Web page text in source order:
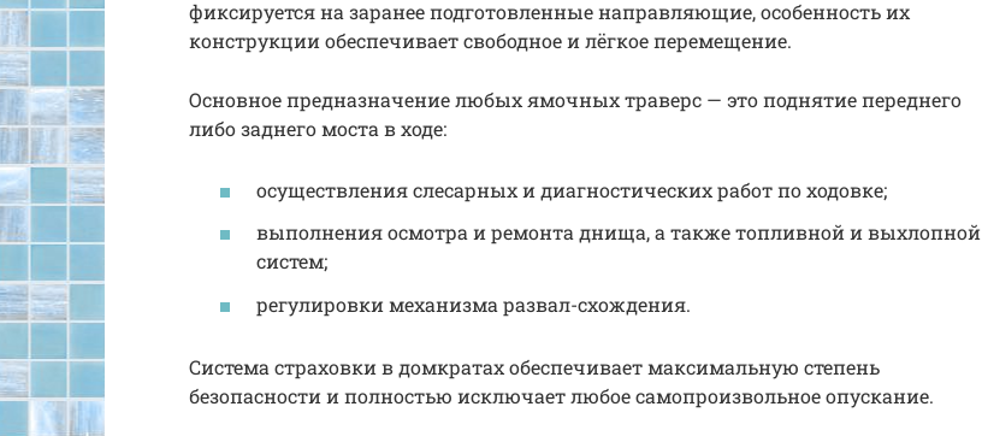
фиксируется на заранее подготовленные направляющие, особенность их
конструкции обеспечивает свободное и лёгкое перемещение.
Основное предназначение любых ямочных траверс — это поднятие переднего
либо заднего моста в ходе:
осуществления слесарных и диагностических работ по ходовке;
выполнения осмотра и ремонта днища, а также топливной и выхлопной
систем;
регулировки механизма развал-схождения.
Система страховки в домкратах обеспечивает максимальную степень
безопасности и полностью исключает любое самопроизвольное опускание.